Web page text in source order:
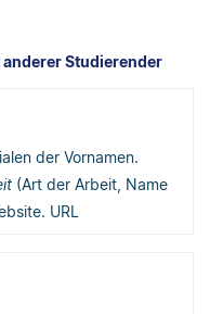
Studierender
der Vornamen.
(Art der Arbeit, Name
URL